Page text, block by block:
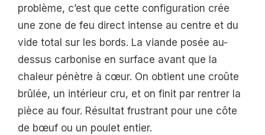
problème, c’est que cette configuration crée
une zone de feu direct intense au centre et du
vide total sur les bords. La viande posée au-
dessus carbonise en surface avant que la
chaleur pénètre à cœur. On obtient une croûte
brûlée, un intérieur cru, et on finit par rentrer la
pièce au four. Résultat frustrant pour une côte
de bœuf ou un poulet entier.